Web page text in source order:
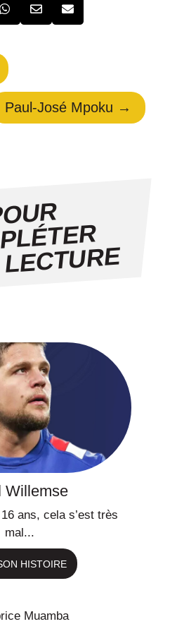
  
Paul-José Mpoku →
Willemse
ans, cela s’est très
mal...